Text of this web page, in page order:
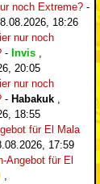
noch Extreme? -
18:26
nur noch
- Invis ,
20:05
nur noch
- Habakuk ,
18:55
für El Mala
17:59
Angebot für El
,